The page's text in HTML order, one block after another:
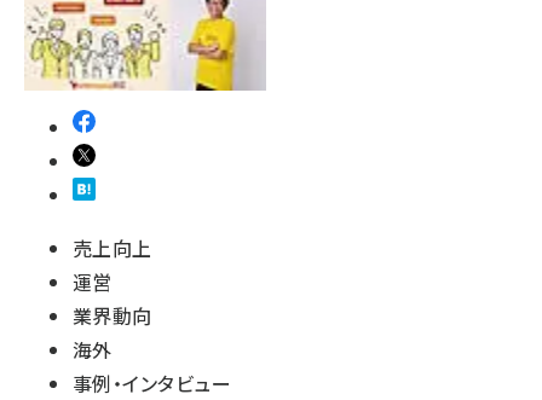
売上向上
運営
業界動向
海外
事例・インタビュー